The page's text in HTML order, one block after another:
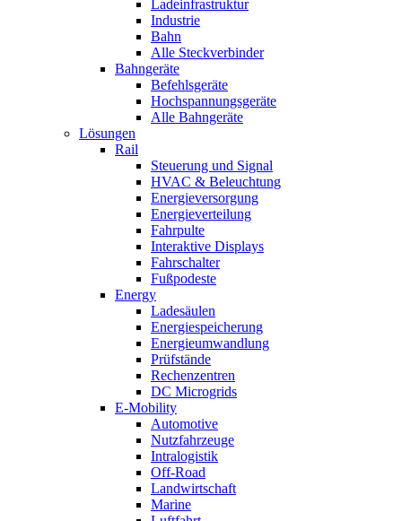
Ladeinfrastruktur
Industrie
Bahn
Alle Steckverbinder
Bahngeräte
Befehlsgeräte
Hochspannungsgeräte
Alle Bahngeräte
Lösungen
Rail
Steuerung und Signal
HVAC & Beleuchtung
Energieversorgung
Energieverteilung
Fahrpulte
Interaktive Displays
Fahrschalter
Fußpodeste
Energy
Ladesäulen
Energiespeicherung
Energieumwandlung
Prüfstände
Rechenzentren
DC Microgrids
E-Mobility
Automotive
Nutzfahrzeuge
Intralogistik
Off-Road
Landwirtschaft
Marine